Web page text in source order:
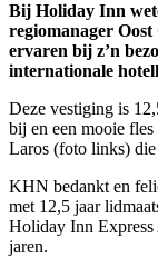
Bij Holiday Inn
regiomanager
ervaren bij z’n
internationale
Deze vestiging is
bij en een mooie
Laros (foto links) die
KHN bedankt en
met 12,5 jaar
Holiday Inn Express
jaren.